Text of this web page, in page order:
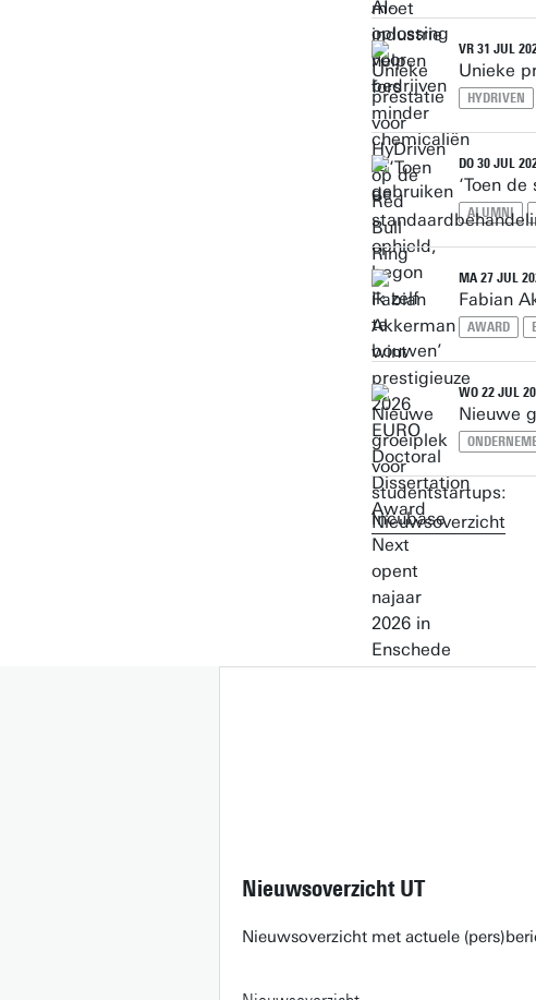
VR 31 JUL
Unieke
HYDRIVEN
DO 30 JUL
‘Toen
ALUMNI
MA 27 JUL
Fabian
AWARD
WO 22 JUL
Nieuwe
Nieuwsoverzicht
Nieuwsoverzicht UT
Nieuwsoverzicht met actuele